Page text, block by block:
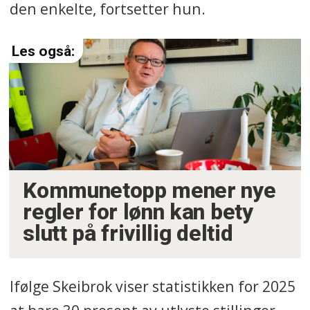
den enkelte, fortsetter hun.
Kommunetopp mener nye
regler for lønn kan bety
slutt på frivillig deltid
Ifølge Skeibrok viser statistikken for 2025